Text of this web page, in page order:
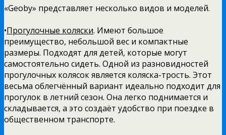
«Geoby» представляет несколько видов и моделей.
•Прогулочные коляски. Имеют большое
преимущество, небольшой вес и компактные
размеры. Подходят для детей, которые могут
самостоятельно сидеть. Одной из разновидностей
прогулочных колясок является коляска-трость. Этот
весьма облегчённый вариант идеально подходит для
прогулок в летний сезон. Она легко поднимается и
складывается, а это создаёт удобство при поездке в
общественном транспорте.